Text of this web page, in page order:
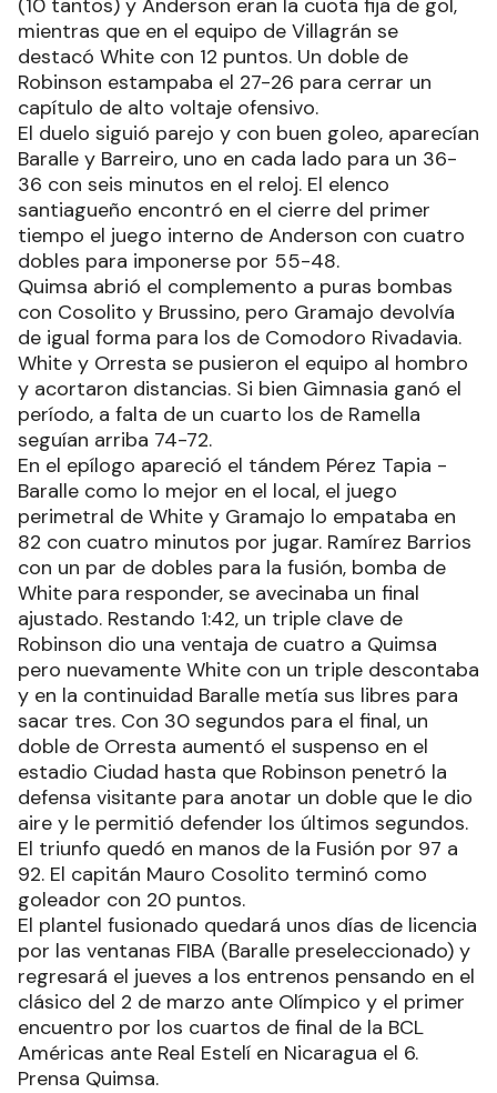
mientras que en el equipo de Villagrán se
destacó White con 12 puntos. Un doble de
Robinson estampaba el 27-26 para cerrar un
capítulo de alto voltaje ofensivo.
El duelo siguió parejo y con buen goleo, aparecían
Baralle y Barreiro, uno en cada lado para un 36-
36 con seis minutos en el reloj. El elenco
santiagueño encontró en el cierre del primer
tiempo el juego interno de Anderson con cuatro
dobles para imponerse por 55-48.
Quimsa abrió el complemento a puras bombas
con Cosolito y Brussino, pero Gramajo devolvía
de igual forma para los de Comodoro Rivadavia.
White y Orresta se pusieron el equipo al hombro
y acortaron distancias. Si bien Gimnasia ganó el
período, a falta de un cuarto los de Ramella
seguían arriba 74-72.
En el epílogo apareció el tándem Pérez Tapia -
Baralle como lo mejor en el local, el juego
perimetral de White y Gramajo lo empataba en
82 con cuatro minutos por jugar. Ramírez Barrios
con un par de dobles para la fusión, bomba de
White para responder, se avecinaba un final
ajustado. Restando 1:42, un triple clave de
Robinson dio una ventaja de cuatro a Quimsa
pero nuevamente White con un triple descontaba
y en la continuidad Baralle metía sus libres para
sacar tres. Con 30 segundos para el final, un
doble de Orresta aumentó el suspenso en el
estadio Ciudad hasta que Robinson penetró la
defensa visitante para anotar un doble que le dio
aire y le permitió defender los últimos segundos.
El triunfo quedó en manos de la Fusión por 97 a
92. El capitán Mauro Cosolito terminó como
goleador con 20 puntos.
El plantel fusionado quedará unos días de licencia
por las ventanas FIBA (Baralle preseleccionado) y
regresará el jueves a los entrenos pensando en el
clásico del 2 de marzo ante Olímpico y el primer
encuentro por los cuartos de final de la BCL
Américas ante Real Estelí en Nicaragua el 6.
Prensa Quimsa.